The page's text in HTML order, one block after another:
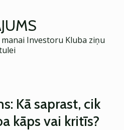
Investoru Kluba ziņu
Kā saprast, cik
kāps vai kritīs?